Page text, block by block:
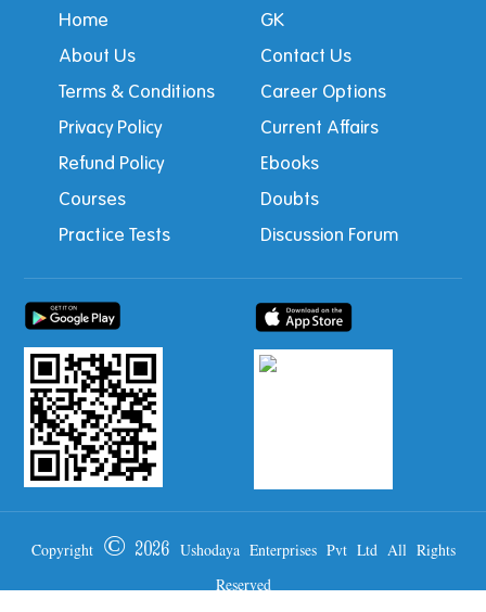
Home
GK
About Us
Contact Us
Terms & Conditions
Career Options
Privacy Policy
Current Affairs
Refund Policy
Ebooks
Courses
Doubts
Practice Tests
Discussion Forum
Copyright © 2026 Ushodaya Enterprises Pvt Ltd All Rights
Reserved